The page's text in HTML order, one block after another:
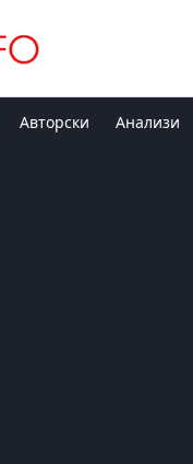
Авторски Анализи